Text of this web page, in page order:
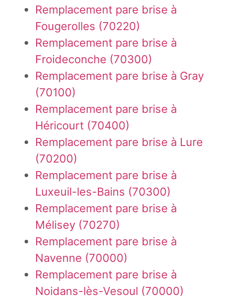
Remplacement pare brise à
Fougerolles (70220)
Remplacement pare brise à
Froideconche (70300)
Remplacement pare brise à Gray
(70100)
Remplacement pare brise à
Héricourt (70400)
Remplacement pare brise à Lure
(70200)
Remplacement pare brise à
Luxeuil-les-Bains (70300)
Remplacement pare brise à
Mélisey (70270)
Remplacement pare brise à
Navenne (70000)
Remplacement pare brise à
Noidans-lès-Vesoul (70000)